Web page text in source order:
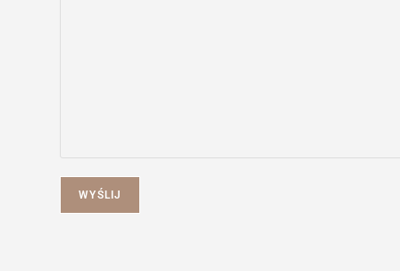
WYŚLIJ